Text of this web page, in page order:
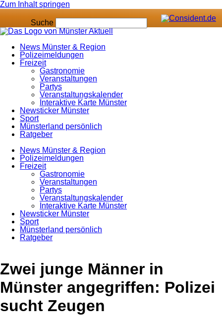
Zum Inhalt springen
Suche
News Münster & Region
Polizeimeldungen
Freizeit
Gastronomie
Veranstaltungen
Partys
Veranstaltungskalender
Interaktive Karte Münster
Newsticker Münster
Sport
Münsterland persönlich
Ratgeber
News Münster & Region
Polizeimeldungen
Freizeit
Gastronomie
Veranstaltungen
Partys
Veranstaltungskalender
Interaktive Karte Münster
Newsticker Münster
Sport
Münsterland persönlich
Ratgeber
Anzeige
Zwei junge Männer in
Münster angegriffen: Polizei
sucht Zeugen